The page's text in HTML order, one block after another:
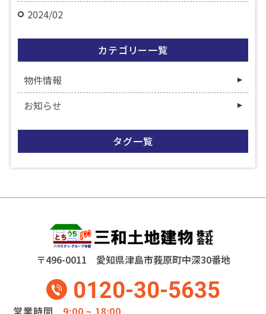
2024/02
カテゴリー一覧
物件情報
お知らせ
タグ一覧
〒496-0011 愛知県津島市莪原町中深30番地
0120-30-5635
営業時間 9:00 ~ 18:00